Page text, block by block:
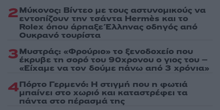
2Μύκονος: Βίντεο με τους αστυνομικούς να
εντοπίζουν την τσάντα Hermès και το
Rolex όπου άρπαξε Έλληνας οδηγός από
Ουκρανό τουρίστα
3Μυστράς: «Φρούριο» το ξενοδοχείο που
έκρυβε τη σορό του 90χρονου ο γιος του –
«Είχαμε να τον δούμε πάνω από 3 χρόνια»
4Πόρτο Γερμενό: Η στιγμή που η φωτιά
μπαίνει στο χωριό και καταστρέφει τα
πάντα στο πέρασμά της